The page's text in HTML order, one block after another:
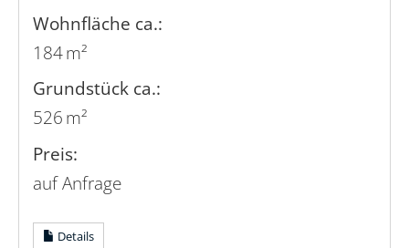
Wohnfläche ca.:
184 m²
Grund­stück ca.:
526 m²
Preis:
auf Anfrage
Details